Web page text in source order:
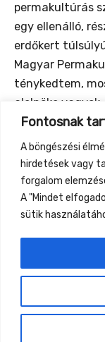
Fontosnak
A böngészési
hirdetések vagy
forgalom
A "Mindet
sütik
permakultúrás
egy ellenálló,
erdőkert
Magyar
ténykedtem,
alelnöke
számottevő
permakultúrás
folyamatosan
Previous
Gyüttment